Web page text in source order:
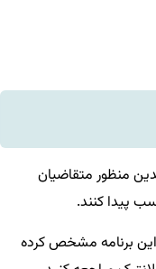
منظور متقاضیان
پیدا کنند.
این برنامه مشخص کرده